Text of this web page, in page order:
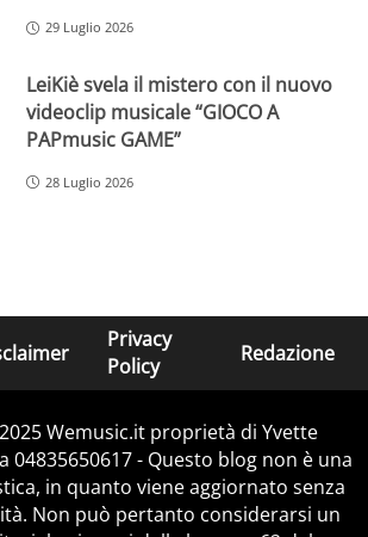
29 Luglio 2026
LeiKiè svela il mistero con il nuovo
videoclip musicale “GIOCO A
PAPmusic GAME”
28 Luglio 2026
Privacy
Policy
Redazione
Wemusic.it proprietà di Yvette
04835650617 - Questo blog non è una
in quanto viene aggiornato senza
Non può pertanto considerarsi un